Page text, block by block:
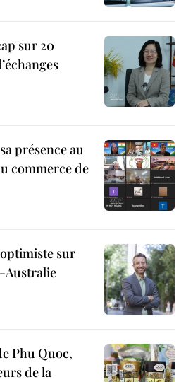
sur 20
présence au
commerce de
sur
Australie
Phu Quoc,
de la